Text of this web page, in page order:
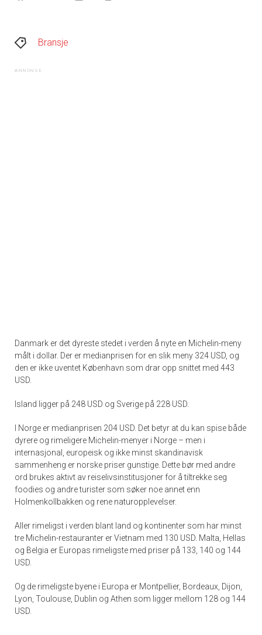
Bransje
Danmark er det dyreste stedet i verden å nyte en Michelin-meny
målt i dollar. Der er medianprisen for en slik meny 324 USD, og
den er ikke uventet København som drar opp snittet med 443
USD.
Island ligger på 248 USD og Sverige på 228 USD.
I Norge er medianprisen 204 USD. Det betyr at du kan spise både
dyrere og rimeligere Michelin-menyer i Norge – men i
internasjonal, europeisk og ikke minst skandinavisk
sammenheng er norske priser gunstige. Dette bør med andre
ord brukes aktivt av reiselivsinstitusjoner for å tiltrekke seg
foodies og andre turister som søker noe annet enn
Holmenkollbakken og rene naturopplevelser.
Aller rimeligst i verden blant land og kontinenter som har minst
tre Michelin-restauranter er Vietnam med 130 USD. Malta, Hellas
og Belgia er Europas rimeligste med priser på 133, 140 og 144
USD.
Og de rimeligste byene i Europa er Montpellier, Bordeaux, Dijon,
Lyon, Toulouse, Dublin og Athen som ligger mellom 128 og 144
USD.